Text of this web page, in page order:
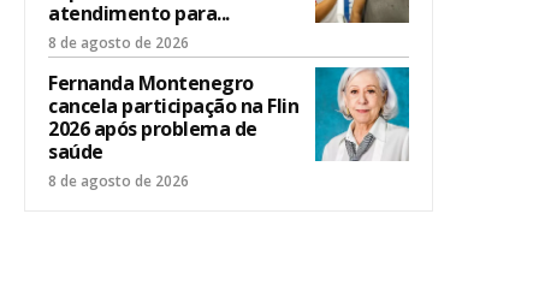
atendimento para...
8 de agosto de 2026
Fernanda Montenegro
cancela participação na Flin
2026 após problema de
saúde
8 de agosto de 2026